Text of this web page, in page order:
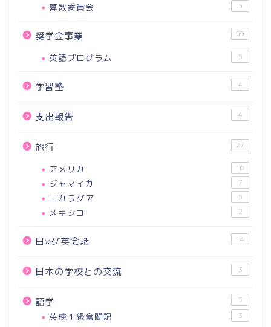
算数委員会 5
奨学金事業 59
英語プログラム 5
学習塾 4
支出報告 4
旅行 27
アメリカ 10
ジャマイカ 7
ニカラグア 5
メキシコ 2
日×グ英会話 14
日本の学校との交流 3
語学 5
英検１級奮闘記 3